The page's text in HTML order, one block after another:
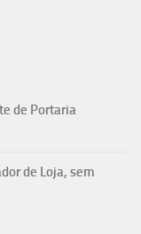
de Portaria
de Loja, sem